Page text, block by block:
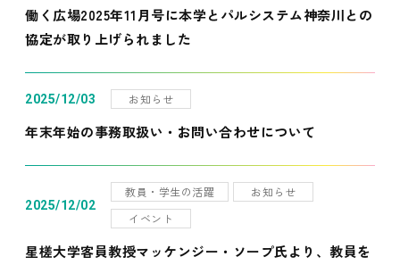
働く広場2025年11月号に本学とパルシステム神奈川との
協定が取り上げられました
2025/12/03 お知らせ
年末年始の事務取扱い・お問い合わせについて
2025/12/02
教員・学生の活躍
お知らせ
イベント
星槎大学客員教授マッケンジー・ソープ氏より、教員を